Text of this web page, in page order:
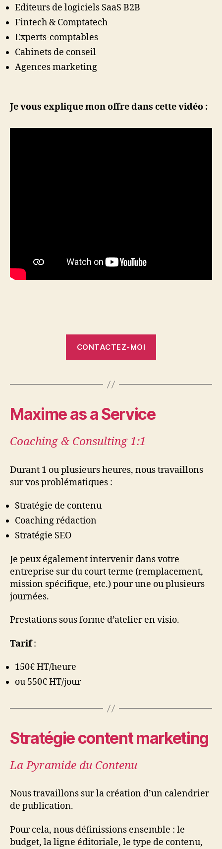
Editeurs de logiciels SaaS B2B
Fintech & Comptatech
Experts-comptables
Cabinets de conseil
Agences marketing
Je vous explique mon offre dans cette vidéo :
CONTACTEZ-MOI
Maxime as a Service
Coaching & Consulting 1:1
Durant 1 ou plusieurs heures, nous travaillons
sur vos problématiques :
Stratégie de contenu
Coaching rédaction
Stratégie SEO
Je peux également intervenir dans votre
entreprise sur du court terme (remplacement,
mission spécifique, etc.) pour une ou plusieurs
journées.
Prestations sous forme d’atelier en visio.
Tarif:
150€ HT/heure
ou 550€ HT/jour
Stratégie content marketing
La Pyramide du Contenu
Nous travaillons sur la création d’un calendrier
de publication.
Pour cela, nous définissions ensemble : le
budget, la ligne éditoriale, le type de contenu,